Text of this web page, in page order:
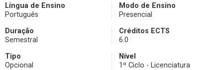
Língua de Ensino
Português
Modo de Ensino
Presencial
Duração
Semestral
Créditos ECTS
6.0
Tipo
Opcional
Nível
1º Ciclo - Licenciatura